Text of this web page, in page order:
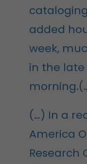
added
week,
in the
(…) In a
America
Research